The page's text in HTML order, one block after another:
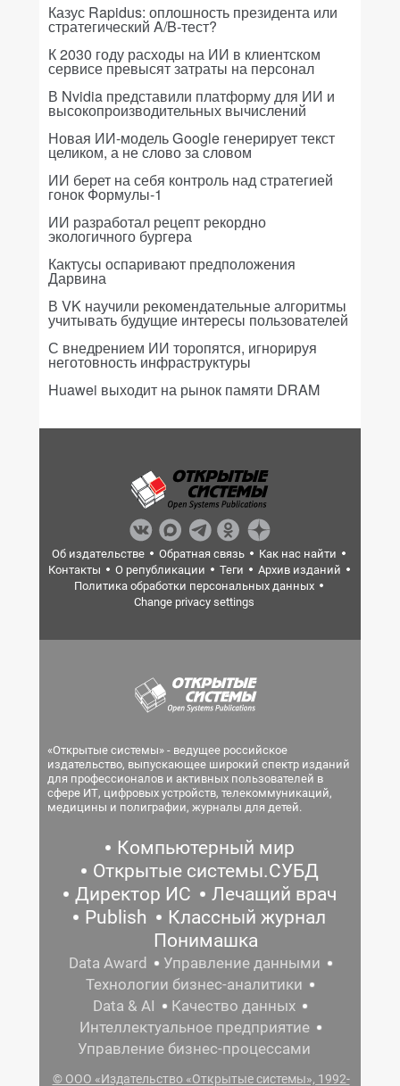
Казус Rapidus: оплошность президента или
стратегический A/B-тест?
К 2030 году расходы на ИИ в клиентском
сервисе превысят затраты на персонал
В Nvidia представили платформу для ИИ и
высокопроизводительных вычислений
Новая ИИ-модель Google генерирует текст
целиком, а не слово за словом
ИИ берет на себя контроль над стратегией
гонок Формулы-1
ИИ разработал рецепт рекордно
экологичного бургера
Кактусы оспаривают предположения
Дарвина
В VK научили рекомендательные алгоритмы
учитывать будущие интересы пользователей
С внедрением ИИ торопятся, игнорируя
неготовность инфраструктуры
Huawei выходит на рынок памяти DRAM
Об издательстве Обратная связь
Как нас найти
Контакты
О републикации Теги
Архив изданий
Политика обработки персональных данных
Change privacy settings
«Открытые системы» - ведущее российское
издательство, выпускающее широкий спектр изданий
для профессионалов и активных пользователей в
сфере ИТ, цифровых устройств, телекоммуникаций,
медицины и полиграфии, журналы для детей.
Компьютерный мир
Открытые системы.СУБД
Директор ИС
Лечащий врач
Publish
Классный журнал
Понимашка
Data Award
Управление данными
Технологии бизнес-аналитики
Data & AI
Качество данных
Интеллектуальное предприятие
Управление бизнес-процессами
© ООО «Издательство «Открытые системы», 1992-